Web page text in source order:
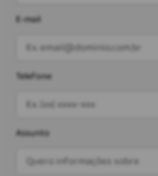
E-mail
Telefone
Assunto